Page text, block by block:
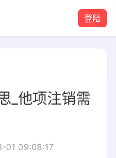
登陆
_他项注销需
01 09:08:17